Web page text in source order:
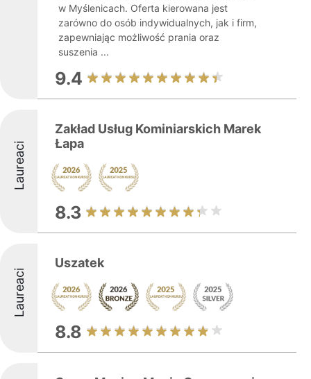
w Myślenicach. Oferta kierowana jest
zarówno do osób indywidualnych, jak i firm,
zapewniając możliwość prania oraz
suszenia ...
9.4
Laureaci
Zakład Usług Kominiarskich Marek
Łapa
8.3
Laureaci
Uszatek
8.8